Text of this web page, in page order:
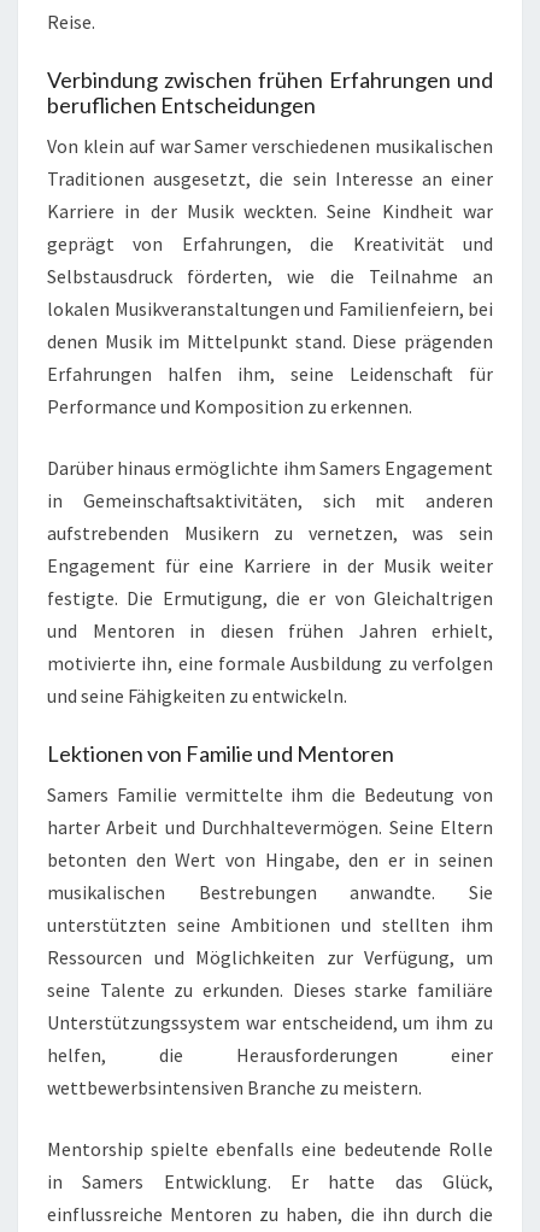
Reise.
Verbindung zwischen frühen Erfahrungen und
beruflichen Entscheidungen
Von klein auf war Samer verschiedenen musikalischen
Traditionen ausgesetzt, die sein Interesse an einer
Karriere in der Musik weckten. Seine Kindheit war
geprägt von Erfahrungen, die Kreativität und
Selbstausdruck förderten, wie die Teilnahme an
lokalen Musikveranstaltungen und Familienfeiern, bei
denen Musik im Mittelpunkt stand. Diese prägenden
Erfahrungen halfen ihm, seine Leidenschaft für
Performance und Komposition zu erkennen.
Darüber hinaus ermöglichte ihm Samers Engagement
in Gemeinschaftsaktivitäten, sich mit anderen
aufstrebenden Musikern zu vernetzen, was sein
Engagement für eine Karriere in der Musik weiter
festigte. Die Ermutigung, die er von Gleichaltrigen
und Mentoren in diesen frühen Jahren erhielt,
motivierte ihn, eine formale Ausbildung zu verfolgen
und seine Fähigkeiten zu entwickeln.
Lektionen von Familie und Mentoren
Samers Familie vermittelte ihm die Bedeutung von
harter Arbeit und Durchhaltevermögen. Seine Eltern
betonten den Wert von Hingabe, den er in seinen
musikalischen Bestrebungen anwandte. Sie
unterstützten seine Ambitionen und stellten ihm
Ressourcen und Möglichkeiten zur Verfügung, um
seine Talente zu erkunden. Dieses starke familiäre
Unterstützungssystem war entscheidend, um ihm zu
helfen, die Herausforderungen einer
wettbewerbsintensiven Branche zu meistern.
Mentorship spielte ebenfalls eine bedeutende Rolle
in Samers Entwicklung. Er hatte das Glück,
einflussreiche Mentoren zu haben, die ihn durch die